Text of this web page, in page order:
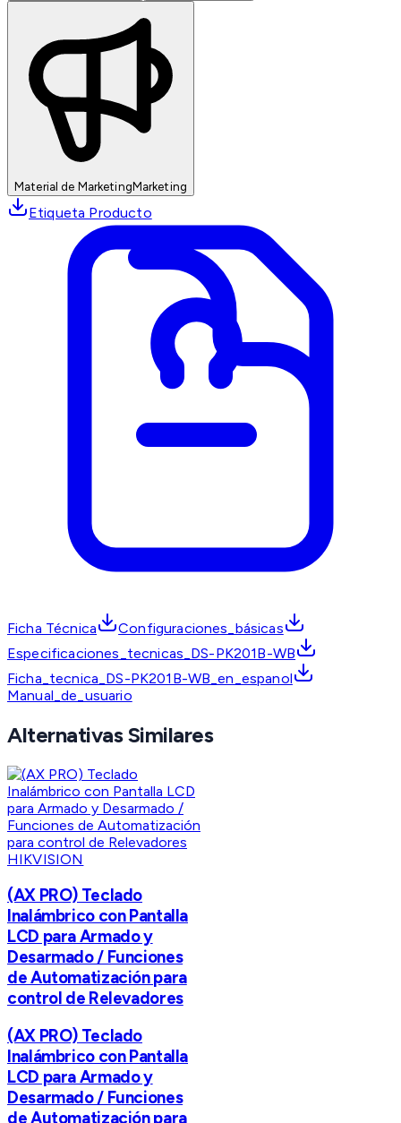
Material de MarketingMarketing
Etiqueta Producto
Ficha Técnica
Configuraciones_básicas
Especificaciones_tecnicas_DS-PK201B-WB
Ficha_tecnica_DS-PK201B-WB_en_espanol
Manual_de_usuario
Alternativas Similares
HIKVISION
(AX PRO) Teclado
Inalámbrico con Pantalla
LCD para Armado y
Desarmado / Funciones
de Automatización para
control de Relevadores
(AX PRO) Teclado
Inalámbrico con Pantalla
LCD para Armado y
Desarmado / Funciones
de Automatización para